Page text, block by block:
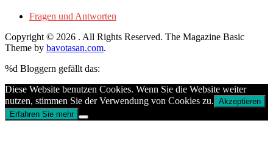
Fragen und Antworten
Copyright © 2026 . All Rights Reserved. The Magazine Basic
Theme by bavotasan.com.
%d Bloggern gefällt das:
Diese Website benutzen Cookies. Wenn Sie die Website weiter
nutzen, stimmen Sie der Verwendung von Cookies zu. Akzeptieren
Erfahren Sie mehr